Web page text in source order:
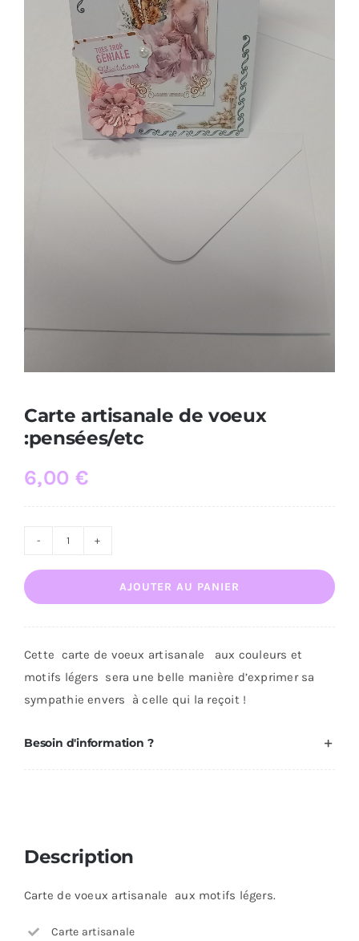
Carte artisanale de voeux
:pensées/etc
6,00 €
de
voeux
:pensées/etc
AJOUTER AU PANIER
Cette carte de voeux artisanale aux couleurs et
motifs légers sera une belle manière d’exprimer sa
sympathie envers à celle qui la reçoit !
Besoin d'information ?
Description
Carte de voeux artisanale aux motifs légers.
Carte artisanale